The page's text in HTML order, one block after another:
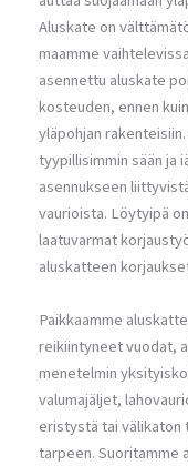
Aluskate on
maamme
asennettu aluskate
kosteuden, ennen
yläpohjan
tyypillisimmin sään ja
asennukseen
vaurioista. Löytyipä
laatuvarmat
aluskatteen
Paikkaamme
reikiintyneet vuodat,
menetelmin
valumajäljet,
eristystä tai välikaton
tarpeen. Suoritamme